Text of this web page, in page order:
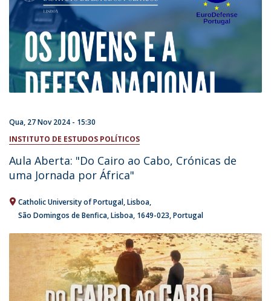
Qua, 27 Nov 2024 - 15:30
INSTITUTO DE ESTUDOS POLÍTICOS
Aula Aberta: "Do Cairo ao Cabo, Crónicas de
uma Jornada por África"
Catholic University of Portugal Lisboa
São Domingos de Benfica, Lisboa 1649-023 Portugal